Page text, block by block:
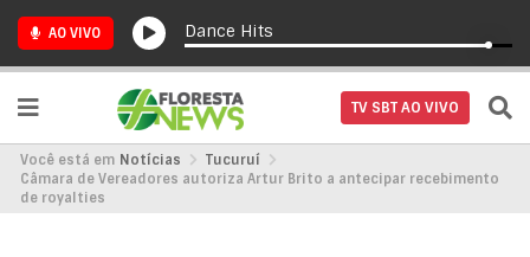
AO VIVO Dance Hits
TV SBT AO VIVO
Você está em Notícias
Tucuruí
Câmara de Vereadores autoriza Artur Brito a antecipar recebimento
de royalties